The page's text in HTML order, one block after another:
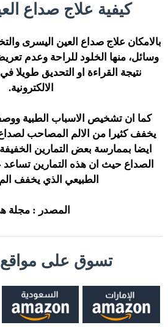
كيفية علاج صداع
بالامكان علاج صداع العين اليسرى
وسائل، منها الخلود للراحة وعدم
نتيجة القراءة او التحديق طويلا
الالكترونية.
كما ان تشخيص الاسباب الطبية
يخفف كثيرا من الالم المصاحب
ايضا بممارسة بعض التمارين
الصداع حيث ان هذه التمارين تساعد
الطبيعي الذي يخفف
المصدر : مجلة
تسوق على مواقع